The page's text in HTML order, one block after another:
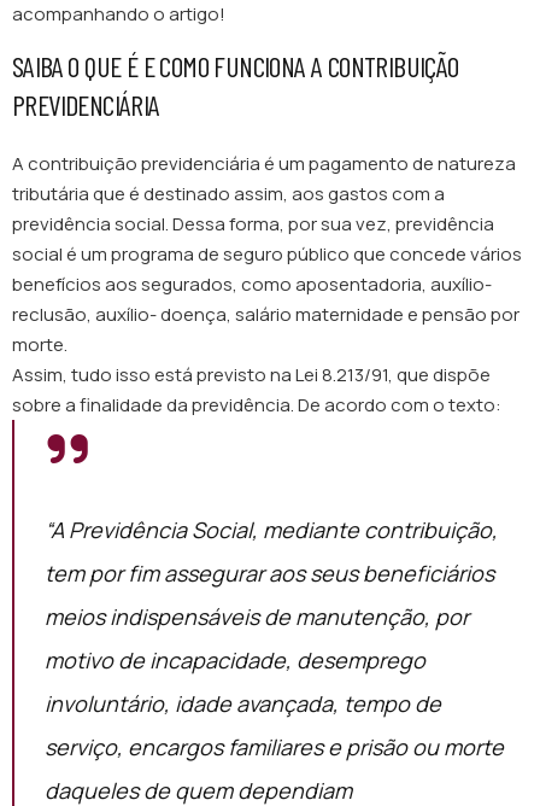
acompanhando o artigo!
SAIBA O QUE É E COMO FUNCIONA A CONTRIBUIÇÃO
PREVIDENCIÁRIA
A contribuição previdenciária é um pagamento de natureza
tributária que é destinado assim, aos gastos com a
previdência social. Dessa forma, por sua vez, previdência
social é um programa de seguro público que concede vários
benefícios aos segurados, como aposentadoria, auxílio-
reclusão, auxílio- doença, salário maternidade e pensão por
morte.
Assim, tudo isso está previsto na Lei 8.213/91, que dispõe
sobre a finalidade da previdência. De acordo com o texto:
“A Previdência Social, mediante contribuição,
tem por fim assegurar aos seus beneficiários
meios indispensáveis de manutenção, por
motivo de incapacidade, desemprego
involuntário, idade avançada, tempo de
serviço, encargos familiares e prisão ou morte
daqueles de quem dependiam